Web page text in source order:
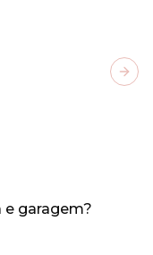
e garagem?